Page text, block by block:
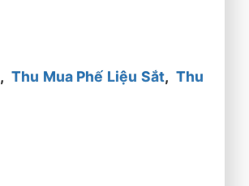
,Thu Mua Phế Liệu Sắt, Thu